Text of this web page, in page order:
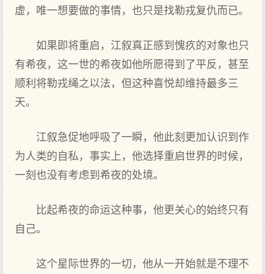
虚，唯一想要做的事情，也只是找勒戎复仇而已。
如果即将重启，江叙真正感到愧疚的对象也只
有希夜，这一世的希夜如他所愿得到了平反，甚至
顺利将勒戎绳之以法，但这种喜悦却维持最多三
天。
江叙急促地呼吸了一瞬，他此刻更加认识到作
为人类的自私，事实上，他选择重启世界的时候，
一刻也没有考虑到希夜的处境。
比起希夜的命运这种事，他更关心的始终只有
自己。
这个星际世界的一切，他从一开始就是不理不